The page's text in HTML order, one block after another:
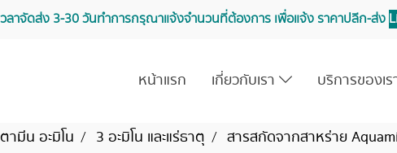
าจัดส่ง 3-30 วันทำการ กรุณาแจ้งจำนวนที่ต้องการ เพื่อแจ้ง ราคาปลีก-ส่ง
หน้าแรก เกี่ยวกับเรา บริการของเ
ามีน อะมิโน 3 อะมิโน และแร่ธาตุ สารสกัดจากสาหร่าย